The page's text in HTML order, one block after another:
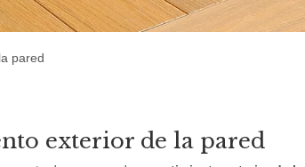
pared
exterior de la pared